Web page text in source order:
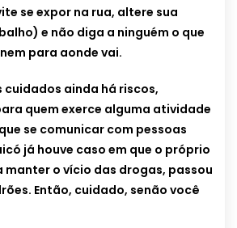
se expor na rua, altere sua
e não diga a ninguém o que
para aonde vai.
cuidados ainda há riscos,
quem exerce alguma atividade
se comunicar com pessoas
já houve caso em que o próprio
o vício das drogas, passou
Então, cuidado, senão você